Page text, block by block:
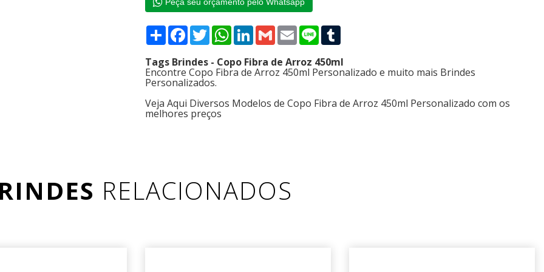
Compartilhar
Facebook
TwitterWhatsApp
LinkedIn
GmailEmailLine
Tags Brindes - Copo Fibra de Arroz 450ml
Encontre Copo Fibra de Arroz 450ml Personalizado e muito mais Brindes
Personalizados.
Veja Aqui Diversos Modelos de Copo Fibra de Arroz 450ml Personalizado com os
melhores preços
RELACIONADOS